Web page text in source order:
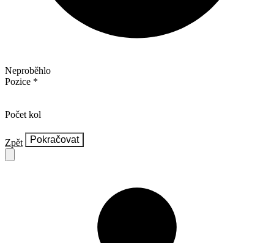
Neproběhlo
Pozice
Počet kol
Zpět Pokračovat